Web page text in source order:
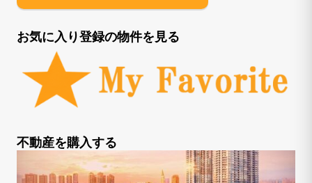
お気に入り登録の物件を見る
不動産を購入する